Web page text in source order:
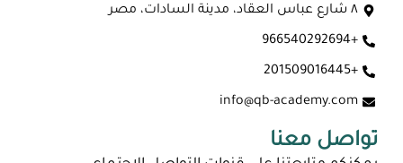
٨ شارع عباس العقاد، مدينة السادات، مصر
+966540292694
+201509016445
info@qb-academy.com
تواصل معنا